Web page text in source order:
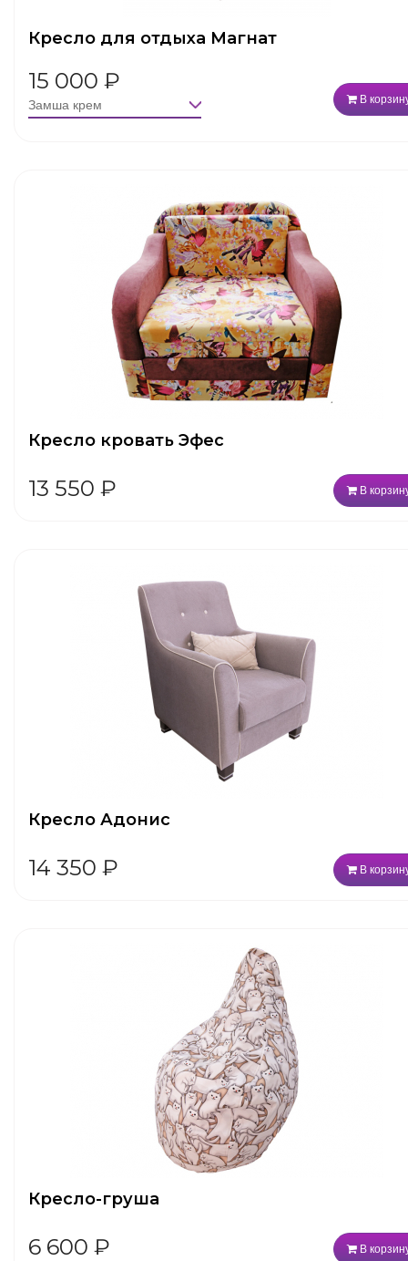
Кресло для отдыха Магнат
15 000 ₽
В
Кресло кровать Эфес
13 550 ₽ В
Кресло Адонис
14 350 ₽ В
Кресло-груша
6 600 ₽ В